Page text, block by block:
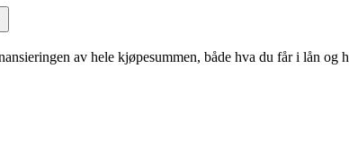
av hele kjøpesummen, både hva du får i lån